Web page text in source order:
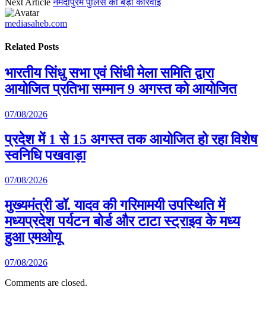
Next Articleनर्मदापुरम पुलिस की बड़ी कार्रवाई
mediasaheb.com
Related Posts
भारतीय सिंधु सभा एवं सिंधी मेला समिति द्वारा
आयोजित प्रतिभा सम्मान 9 अगस्त को आयोजित
07/08/2026
प्रदेश में 1 से 15 अगस्त तक आयोजित हो रहा विशेष
स्वनिधि पखवाड़ा
07/08/2026
मुख्यमंत्री डॉ. यादव की गरिमामयी उपस्थिति में
मध्यप्रदेश पर्यटन बोर्ड और टाटा स्ट्राइव के मध्य
हुआ एमओयू
07/08/2026
Comments are closed.